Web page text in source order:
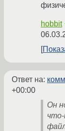
hobbit
Ответ на:
+00:00
Он
что-